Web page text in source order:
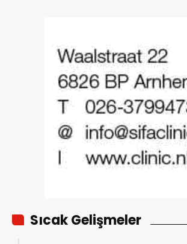
Sıcak Gelişmeler